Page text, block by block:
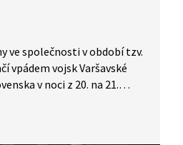
ve společnosti v období tzv.
vpádem vojsk Varšavské
v noci z 20. na 21.